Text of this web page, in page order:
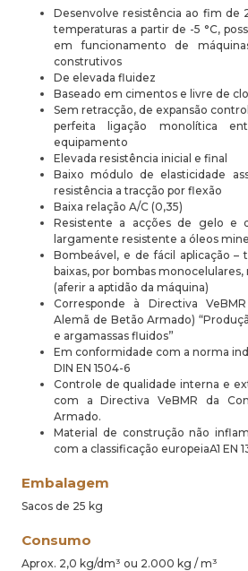
Desenvolve resistência ao fim de
temperaturas a partir de -5 °C,
em funcionamento de
construtivos
De elevada fluidez
Baseado em cimentos e livre de
Sem retracção, de expansão
perfeita ligação monolítica
equipamento
Elevada resistência inicial e final
Baixo módulo de elasticidade
resistência a tracção por flexão
Baixa relação A/C (0,35)
Resistente a acções de gelo e
largamente resistente a óleos
Bombeável, e de fácil aplicação –
baixas, por bombas
(aferir a aptidão da máquina)
Corresponde à Directiva
Alemã de Betão Armado)
e argamassas fluidos”
Em conformidade com a norma
DIN EN 1504-6
Controle de qualidade interna e
com a Directiva VeBMR da
Armado.
Material de construção não
com a classificação europeiaA1 EN
Embalagem
Sacos de 25 kg
Consumo
Aprox. 2,0 kg/dm³ ou 2.000 kg / m³